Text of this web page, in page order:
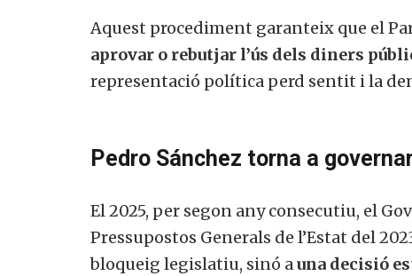
Aquest procediment garanteix que el
aprovar o rebutjar l’ús dels diners
representació política perd sentit i la
Pedro Sánchez torna a
El 2025, per segon any consecutiu, el
Pressupostos Generals de l’Estat del
bloqueig legislatiu, sinó auna decisió